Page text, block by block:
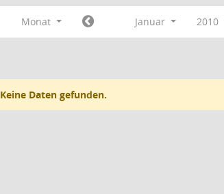
Monat Januar 2010
Keine Daten gefunden.